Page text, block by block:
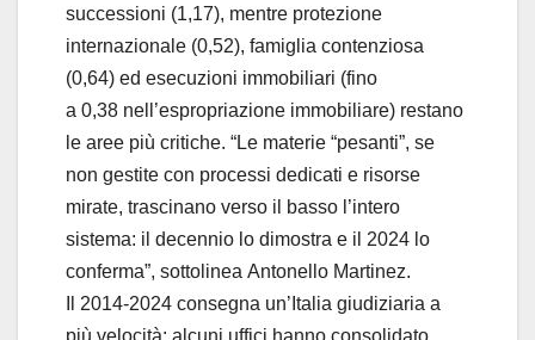
successioni (1,17), mentre protezione
internazionale (0,52), famiglia contenziosa
(0,64) ed esecuzioni immobiliari (fino
a 0,38 nell’espropriazione immobiliare) restano
le aree più critiche. “Le materie “pesanti”, se
non gestite con processi dedicati e risorse
mirate, trascinano verso il basso l’intero
sistema: il decennio lo dimostra e il 2024 lo
conferma”, sottolinea Antonello Martinez.
Il 2014-2024 consegna un’Italia giudiziaria a